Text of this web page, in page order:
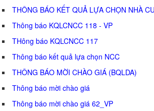
THÔNG BÁO KẾT QUẢ LỰA CHỌN NHÀ
Thông báo KQLCNCC 118 - VP
THông báo KQLCNCC 117
Thông báo kết quả lựa chọn NCC
THÔNG BÁO MỜI CHÀO GIÁ (BQLDA)
Thông báo mời chào giá
Thông báo mời chào giá 62_VP